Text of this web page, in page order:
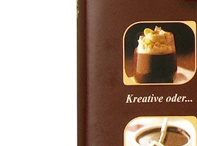
Der Klassiker für